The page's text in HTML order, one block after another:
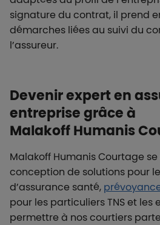
signature du contrat, il prend
démarches liées au suivi du
l’assureur.
Devenir expert en
entreprise grâce à
Malakoff Humanis
Malakoff Humanis Courtage
conception de solutions pour
d’assurance santé,
pour les particuliers TNS et les
permettre à nos courtiers